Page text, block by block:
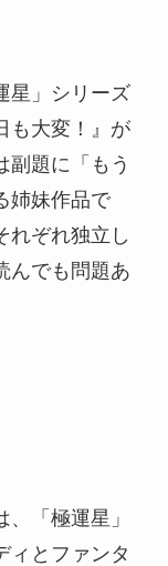
星」シリーズ
も大変！』が
副題に「もう
姉妹作品で
れぞれ独立し
んでも問題あ
「極運星」
ィとファンタ